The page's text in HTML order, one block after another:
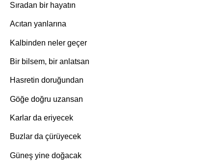
Sıradan bir hayatın
Acıtan yanlarına
Kalbinden neler geçer
Bir bilsem, bir anlatsan
Hasretin doruğundan
Göğe doğru uzansan
Karlar da eriyecek
Buzlar da çürüyecek
Güneş yine doğacak